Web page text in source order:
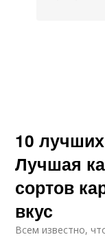
10
Лучшая
сортов
вкус
Всем известно,